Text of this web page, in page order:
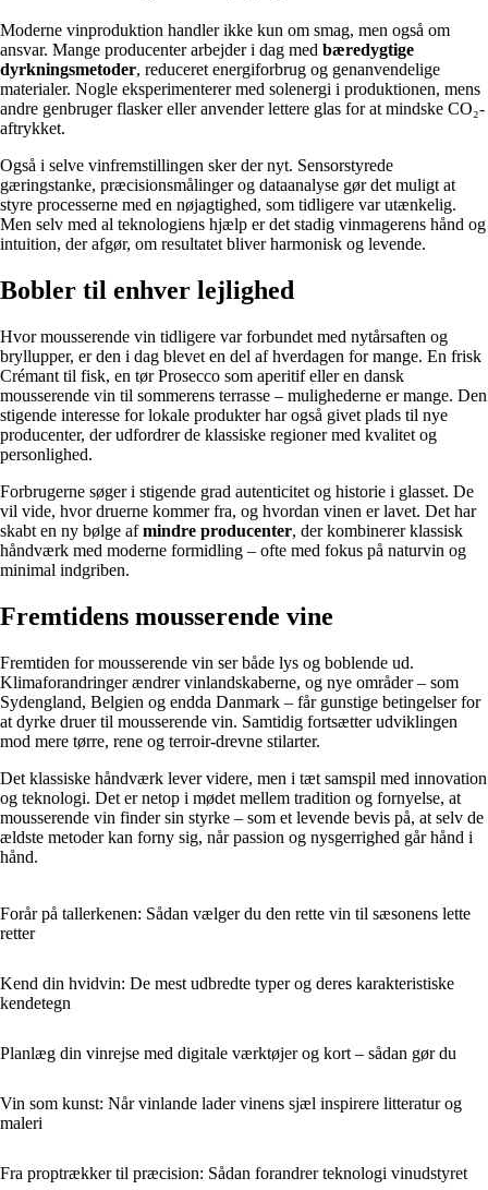
Moderne vinproduktion handler ikke kun om smag, men også om
ansvar. Mange producenter arbejder i dag med bæredygtige
dyrkningsmetoder, reduceret energiforbrug og genanvendelige
materialer. Nogle eksperimenterer med solenergi i produktionen, mens
andre genbruger flasker eller anvender lettere glas for at mindske CO₂-
aftrykket.
Også i selve vinfremstillingen sker der nyt. Sensorstyrede
gæringstanke, præcisionsmålinger og dataanalyse gør det muligt at
styre processerne med en nøjagtighed, som tidligere var utænkelig.
Men selv med al teknologiens hjælp er det stadig vinmagerens hånd og
intuition, der afgør, om resultatet bliver harmonisk og levende.
Bobler til enhver lejlighed
Hvor mousserende vin tidligere var forbundet med nytårsaften og
bryllupper, er den i dag blevet en del af hverdagen for mange. En frisk
Crémant til fisk, en tør Prosecco som aperitif eller en dansk
mousserende vin til sommerens terrasse – mulighederne er mange. Den
stigende interesse for lokale produkter har også givet plads til nye
producenter, der udfordrer de klassiske regioner med kvalitet og
personlighed.
Forbrugerne søger i stigende grad autenticitet og historie i glasset. De
vil vide, hvor druerne kommer fra, og hvordan vinen er lavet. Det har
skabt en ny bølge afmindre producenter, der kombinerer klassisk
håndværk med moderne formidling – ofte med fokus på naturvin og
minimal indgriben.
Fremtidens mousserende vine
Fremtiden for mousserende vin ser både lys og boblende ud.
Klimaforandringer ændrer vinlandskaberne, og nye områder – som
Sydengland, Belgien og endda Danmark – får gunstige betingelser for
at dyrke druer til mousserende vin. Samtidig fortsætter udviklingen
mod mere tørre, rene og terroir-drevne stilarter.
Det klassiske håndværk lever videre, men i tæt samspil med innovation
og teknologi. Det er netop i mødet mellem tradition og fornyelse, at
mousserende vin finder sin styrke – som et levende bevis på, at selv de
ældste metoder kan forny sig, når passion og nysgerrighed går hånd i
hånd.
Forår på tallerkenen: Sådan vælger du den rette vin til sæsonens lette
retter
Kend din hvidvin: De mest udbredte typer og deres karakteristiske
kendetegn
Planlæg din vinrejse med digitale værktøjer og kort – sådan gør du
Vin som kunst: Når vinlande lader vinens sjæl inspirere litteratur og
maleri
Fra proptrækker til præcision: Sådan forandrer teknologi vinudstyret